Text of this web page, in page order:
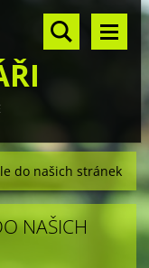
do našich stránek
NAŠICH